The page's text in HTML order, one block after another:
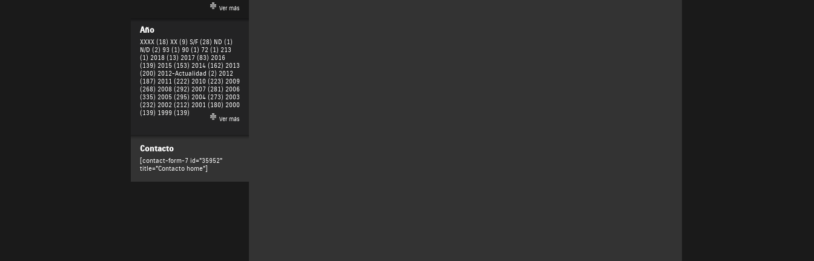
Ver más
Año
XXXX (18) XX (9) S/F (28) ND (1)
N/D (2) 93 (1) 90 (1) 72 (1) 213
(1) 2018 (13) 2017 (83) 2016
(139) 2015 (153) 2014 (162) 2013
(200) 2012-Actualidad (2) 2012
(187) 2011 (222) 2010 (223) 2009
(268) 2008 (292) 2007 (281) 2006
(335) 2005 (295) 2004 (273) 2003
(232) 2002 (212) 2001 (180) 2000
(139) 1999 (139)
Ver más
Contacto
[contact-form-7 id="35952"
title="Contacto home"]